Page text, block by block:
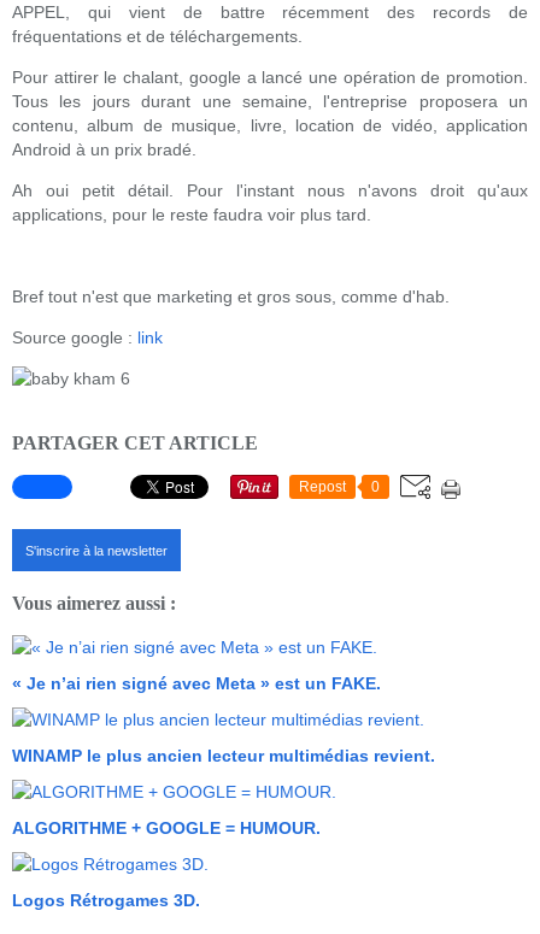
APPEL, qui vient de battre récemment des records de
fréquentations et de téléchargements.
Pour attirer le chalant, google a lancé une opération de promotion.
Tous les jours durant une semaine, l'entreprise proposera un
contenu, album de musique, livre, location de vidéo, application
Android à un prix bradé.
Ah oui petit détail. Pour l'instant nous n'avons droit qu'aux
applications, pour le reste faudra voir plus tard.
Bref tout n'est que marketing et gros sous, comme d'hab.
Source google : link
PARTAGER CET ARTICLE
Repost 0
S'inscrire à la newsletter
Vous aimerez aussi :
« Je n’ai rien signé avec Meta » est un FAKE.
WINAMP le plus ancien lecteur multimédias revient.
ALGORITHME + GOOGLE = HUMOUR.
Logos Rétrogames 3D.